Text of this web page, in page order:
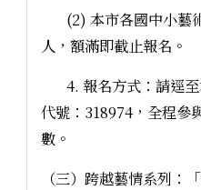
(2) 本市各國中小藝
人，額滿即截止報名。
4. 報名方式：請逕至
代號：318974，全程參
數。
（三）跨越藝情系列：